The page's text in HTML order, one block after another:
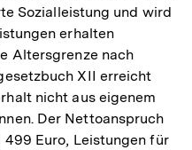
Sozialleistung und wird
erhalten
Altersgrenze nach
XII erreicht
nicht aus eigenem
Der Nettoanspruch
Euro, Leistungen für